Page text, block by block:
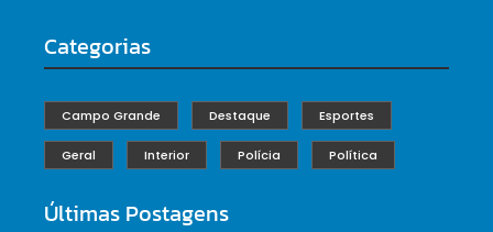
Categorias
Campo Grande Destaque Esportes
Geral Interior Polícia Política
Últimas Postagens